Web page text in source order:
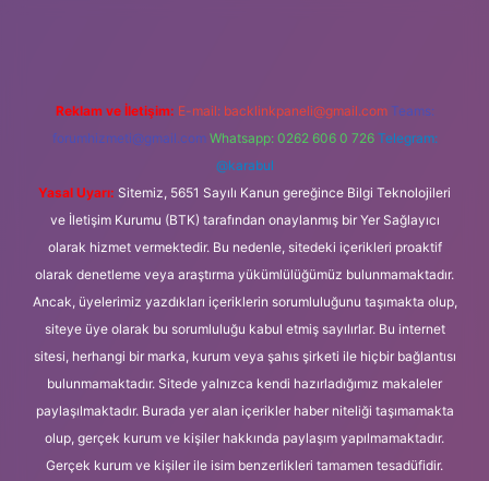
Reklam ve İletişim: E-mail: backlinkpaneli@gmail.com Teams:
forumhizmeti@gmail.com Whatsapp: 0262 606 0 726 Telegram:
@karabul
Yasal Uyarı: Sitemiz, 5651 Sayılı Kanun gereğince Bilgi Teknolojileri
ve İletişim Kurumu (BTK) tarafından onaylanmış bir Yer Sağlayıcı
olarak hizmet vermektedir. Bu nedenle, sitedeki içerikleri proaktif
olarak denetleme veya araştırma yükümlülüğümüz bulunmamaktadır.
Ancak, üyelerimiz yazdıkları içeriklerin sorumluluğunu taşımakta olup,
siteye üye olarak bu sorumluluğu kabul etmiş sayılırlar. Bu internet
sitesi, herhangi bir marka, kurum veya şahıs şirketi ile hiçbir bağlantısı
bulunmamaktadır. Sitede yalnızca kendi hazırladığımız makaleler
paylaşılmaktadır. Burada yer alan içerikler haber niteliği taşımamakta
olup, gerçek kurum ve kişiler hakkında paylaşım yapılmamaktadır.
Gerçek kurum ve kişiler ile isim benzerlikleri tamamen tesadüfidir.